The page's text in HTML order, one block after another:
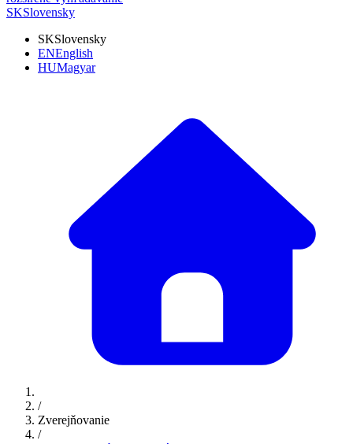
SKSlovensky
SKSlovensky
ENEnglish
HUMagyar
/
Zverejňovanie
/